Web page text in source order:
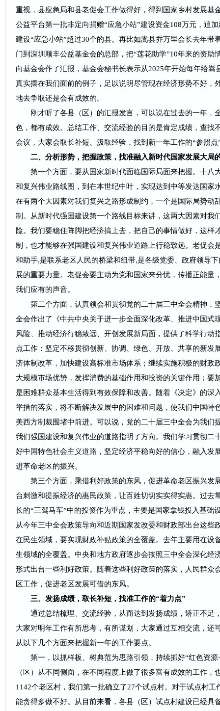
重视，县应急局和县老促会工作做得好，得到国家乡村发展基
公益平台第一批非定向捐赠“应急小站”建设资金108万元，追
建设“应急小站”超过30个的县。再比如嵩县乔万里会长去年带
门到深圳顺丰公益基金会的总部，把“莲花助学”10年来的资助
向基金会作了汇报，基金会秘书长表示从2025年开始每年给嵩
真实摆在我们面前的例子，足以说明尽管现在经济形势不好，
地去争取还是会有成效的。
刚才听了各县（区）的汇报发言，可以说在过去的一年，
色，都有成效。总结工作、交流经验的目的是肯定成绩，查找
会议，大家会取长补短、汲取经验，找到新一年工作的“参照
二、分析形势，把握政策，找准融入新时代国家发展大局
第一个方面，要从国家新时代面临国际局面来把握。 十八
和复兴伟业路线图，到在本世纪中叶，实现达到中等发达国家
在有两个大因素对我们复兴之路形成制约，一个是国际局势动
制。从新时代强国建设第一个路线目标来讲，这两大因素对我
险。我们要稳住阵脚把经济搞上去，把自己的事情做好，这样
制，也才能够在强国建设和复兴伟业道路上行稳致远。老促会
和助手,是联系老区人民的桥梁和纽带,是各级党委、政府领导
展的重要力量。老促会要主动为党和国家来分忧，传播正能量
我们应有的声音。
第二个方面，认真领会和贯彻党的二十届三中全会精神，
全会作出了《中共中央关于进一步全面深化改革、推进中国式
风险、推动经济行稳致远、开创发展新局面，提供了科学行动
点工作：坚定不移贯彻创新、协调、绿色、开放、共享的新发
济体制改革，加快建设高标准市场体系；继续实施积极的财政
大规模市场优势，发挥消费的基础作用和投资的关键作用；要
是困难群众基本生活得到有效保障和改善。随着《决定》的深
举措的落实，将不断解决发展中的困难和问题，使我们中国特
美西方制裁围堵中前进。可以说，党的二十届三中全会为我们
我们强国建设和复兴伟业的道路指明了方向。我们学习贯彻二
好中国特色社会主义道路，坚定经济平稳向好的信心，融入发
进革命老区的振兴。
第三个方面，乘借利好政策的东风，促进革命老区振兴发
台刺激和提振经济的惠民政策，让百姓切切实实得实惠。过去
长的“三驾马车”中的投资作为重点，主要是国家拿钱投入基础
从今年三中全会政策导向和近期国家发改委和财政部出台这些
在民生领域，要实现财政补贴政策的全覆盖。去年主要用在设
生领域的全覆盖。中央和地方政府逐步会按照三中全会深化经
形式出台一些利好政策。随着这些利好政策的落实，人民群众
区工作，促进老区发展可借的东风。
三、发扬成绩，取长补短，找准工作的“着力点”
通过总结梳理、交流经验，从而达到发扬成绩，矫正不足
大家对明年工作有所思考，有所谋划，大家通过互相交流，还
从以下几个方面来把握新一年的工作要点。
第一，以抓样板、树典范为思路引领，持续抓好“红色资源
（区）从不同侧面，在不同程度上做了很多富有成效的工作，
1142个老区村，我们第一批确立了27个试点村。对于试点村
能贪得多做不好。从目前来看，各县（区）试点村建设已经具